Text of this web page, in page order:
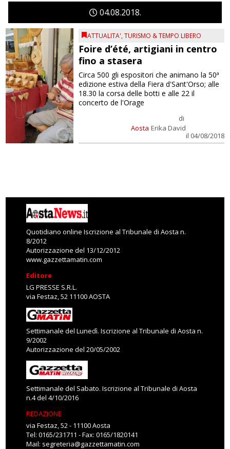
0408 2018
ATTUALITA',TURISMO & TEMPO LIBERO
Foire d’été, artigiani in centro
fino a stasera
Aosta
di
Erika David
il 04/08/2018
Circa 500 gli espositori che animano la 50ª
edizione estiva della Fiera d'Sant'Orso; alle
18.30 la corsa delle botti e alle 22 il
concerto de l'Orage
Quotidiano online Iscrizione al Tribunale di Aosta n.
8/2012
Autorizzazione del 13/12/2012
www.gazzettamatin.com
Editore
LG PRESSE S.R.L.
via Festaz, 52 11100 AOSTA
Settimanale del Lunedì. Iscrizione al Tribunale di Aosta n.
9/2002
Autorizzazione del 20/05/2002
Settimanale del Sabato. Iscrizione al Tribunale di Aosta
n.4 del 4/10/2016
REDAZIONE
via Festaz, 52 - 11100 Aosta
Tel: 0165/231711 - Fax: 0165/1820141
Mail: segreteria@gazzettamatin.com